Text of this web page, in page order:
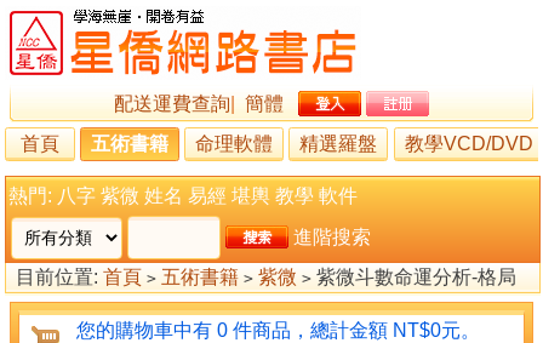
配送運費查詢
簡體
首頁
五術書籍 命理軟體 精選羅盤 教學VCD/DVD
熱門: 八字 紫微 姓名 易經 堪輿 教學 軟件
進階搜索
目前位置: 首頁 > 五術書籍 > 紫微 > 紫微斗數命運分析-格局
篇
您的購物車中有 0 件商品，總計金額 NT$0元。